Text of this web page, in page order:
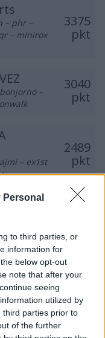
Personal
to third parties, or
information for
below opt-out
note that after your
seeing
utilized by
third parties prior to
of the further
– phr –
– minirox
3375
pkt
–
3040
pkt
– ex1st
2489
pkt
baljs –
– splawik
1966
pkt